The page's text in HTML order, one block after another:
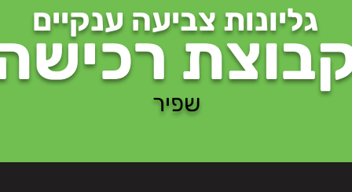
גליונות צביעה ענקיים
שפיר